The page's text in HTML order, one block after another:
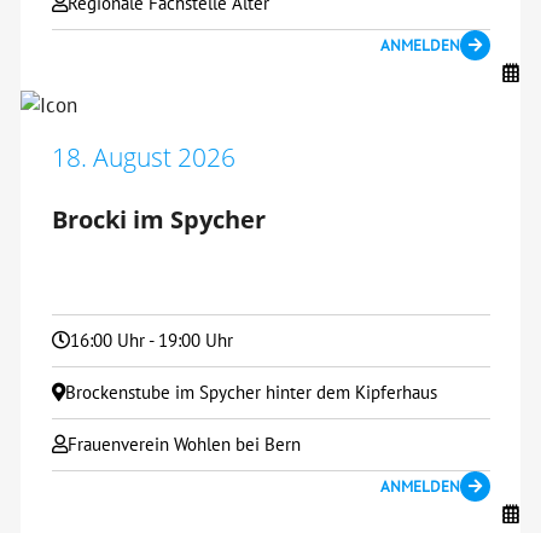
ANMELDEN
18. August 2026
Brocki im Spycher
16:00 Uhr - 19:00 Uhr
Brockenstube im Spycher hinter dem Kipferhaus
Frauenverein Wohlen bei Bern
ANMELDEN